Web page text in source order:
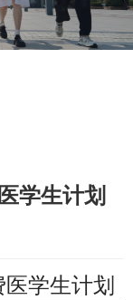
学生计划
学生计划